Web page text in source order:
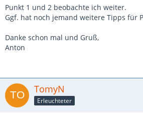
Punkt 1 und 2 beobachte ich weiter.
Ggf. hat noch jemand weitere Tipps für
Danke schon mal und Gruß,
Anton
TomyN
Erleuchteter